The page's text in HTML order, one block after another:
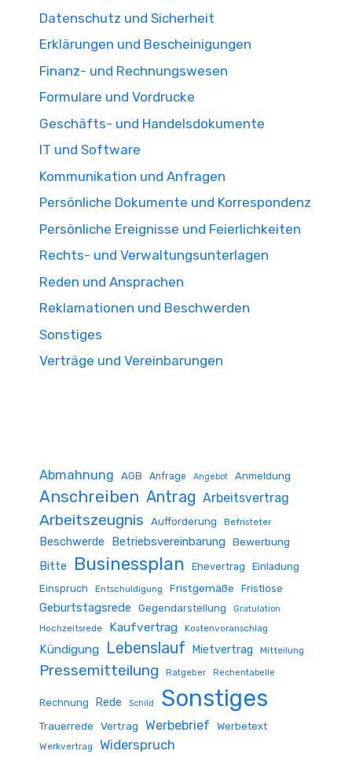
Datenschutz und Sicherheit
Erklärungen und Bescheinigungen
Finanz- und Rechnungswesen
Formulare und Vordrucke
Geschäfts- und Handelsdokumente
IT und Software
Kommunikation und Anfragen
Persönliche Dokumente und Korrespondenz
Persönliche Ereignisse und Feierlichkeiten
Rechts- und Verwaltungsunterlagen
Reden und Ansprachen
Reklamationen und Beschwerden
Sonstiges
Verträge und Vereinbarungen
Abmahnung AGB Anfrage Angebot Anmeldung
Anschreiben Antrag Arbeitsvertrag
Arbeitszeugnis Aufforderung Befristeter
Beschwerde Betriebsvereinbarung Bewerbung
Bitte Businessplan Ehevertrag
Einladung
Einspruch
Entschuldigung Fristgemäße Fristlose
Geburtstagsrede Gegendarstellung Gratulation
Hochzeitsrede Kaufvertrag Kostenvoranschlag
Kündigung Lebenslauf Mietvertrag Mitteilung
Pressemitteilung Ratgeber Rechentabelle
Rechnung Rede Schild Sonstiges
Trauerrede Vertrag Werbebrief Werbetext
Werkvertrag Widerspruch